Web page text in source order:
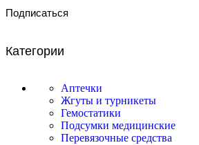
Подписаться
Категории
Аптечки
Жгуты и турникеты
Гемостатики
Подсумки медицинские
Перевязочные средства